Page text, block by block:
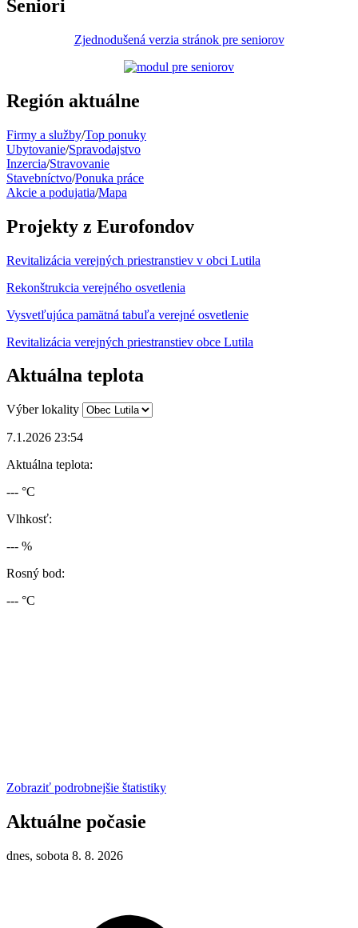
Seniori
Zjednodušená verzia stránok pre seniorov
Región aktuálne
Firmy a služby/Top ponuky
Ubytovanie/Spravodajstvo
Inzercia/Stravovanie
Stavebníctvo/Ponuka práce
Akcie a podujatia/Mapa
Projekty z Eurofondov
Revitalizácia verejných priestranstiev v obci Lutila
Rekonštrukcia verejného osvetlenia
Vysvetľujúca pamätná tabuľa verejné osvetlenie
Revitalizácia verejných priestranstiev obce Lutila
Aktuálna teplota
Výber lokality
7.1.2026 23:54
Aktuálna teplota:
--- °C
Vlhkosť:
--- %
Rosný bod:
--- °C
Zobraziť podrobnejšie štatistiky
Aktuálne počasie
dnes, sobota 8. 8. 2026